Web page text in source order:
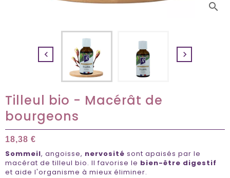
search
 
Tilleul bio - Macérât de
bourgeons
18,38 €
Sommeil, angoisse, nervosité sont apaisés par le
macérat de tilleul bio. Il favorise le bien-être digestif
et aide l'organisme à mieux éliminer.